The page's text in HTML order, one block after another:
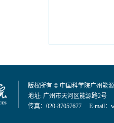
版权所有 © 中国科学院广州能
地址: 广州市天河区能源路2
传真：020-87057677 E-mail：